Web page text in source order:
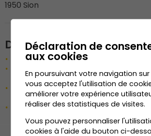
1950 Sion
Description de l'ouvrage
Réalisation d‘un immeuble de 11
Construction de très bonne qualité,
Minergie
Implanté sur une belle parcelle,
soin
Eventail d‘appartements de 2.5, 3.5
diposition dans une PPE à dimension
Déclaration de
aux cookies
En poursuivant votre navigation
vous acceptez l'utilisation de
améliorer votre expérience
réaliser des statistiques de visites.
Vous pouvez personnaliser
cookies à l'aide du bouton ci-